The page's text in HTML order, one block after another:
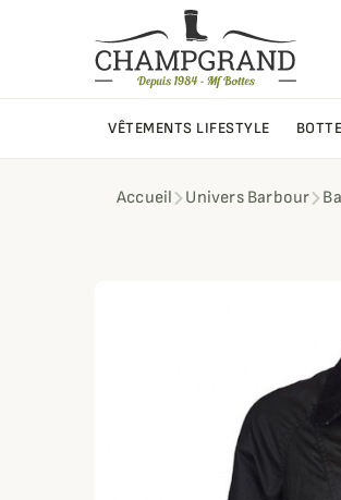
VÊTEMENTS LIFESTYLE
Accueil Univers Barbour